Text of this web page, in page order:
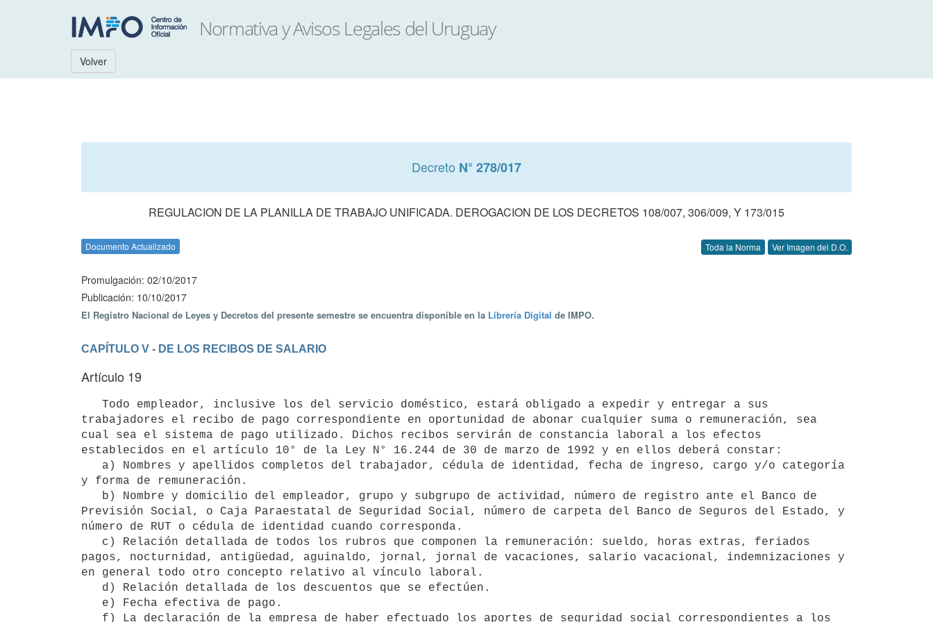
Volver
Decreto N° 278/017
REGULACION DE LA PLANILLA DE TRABAJO UNIFICADA. DEROGACION DE LOS DECRETOS 108/007, 306/009, Y 173/015
Documento Actualizado Toda la Norma Ver Imagen del D.O.
Promulgación: 02/10/2017
Publicación: 10/10/2017
El Registro Nacional de Leyes y Decretos del presente semestre se encuentra disponible en la Librería Digital de IMPO.
CAPÍTULO V - DE LOS RECIBOS DE SALARIO
Artículo 19
trabajadores el recibo de pago correspondiente en oportunidad de abonar cualquier suma o remuneración, sea
cual sea el sistema de pago utilizado. Dichos recibos servirán de constancia laboral a los efectos
establecidos en el artículo 10° de la Ley N° 16.244 de 30 de marzo de 1992 y en ellos deberá constar:
y forma de remuneración.
Previsión Social, o Caja Paraestatal de Seguridad Social, número de carpeta del Banco de Seguros del Estado, y
número de RUT o cédula de identidad cuando corresponda.
pagos, nocturnidad, antigüedad, aguinaldo, jornal, jornal de vacaciones, salario vacacional, indemnizaciones y
en general todo otro concepto relativo al vínculo laboral.